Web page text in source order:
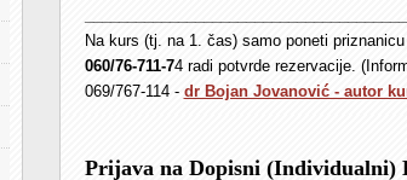
Na kurs (tj. na 1. čas) samo poneti
060/76-711-74 radi potvrde rezervacije.
069/767-114 - dr Bojan Jovanović - autor
Prijava na Dopisni (Individualni)